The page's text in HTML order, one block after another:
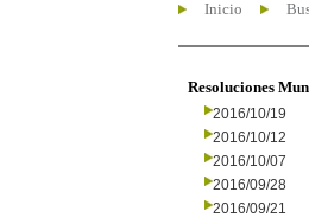
Inicio
Resoluciones
2016/10/19
2016/10/12
2016/10/07
2016/09/28
2016/09/21